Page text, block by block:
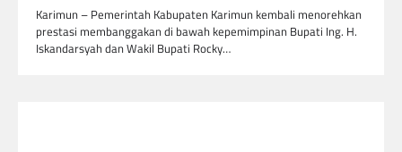
Karimun – Pemerintah Kabupaten Karimun kembali menorehkan
prestasi membanggakan di bawah kepemimpinan Bupati Ing. H.
Iskandarsyah dan Wakil Bupati Rocky…